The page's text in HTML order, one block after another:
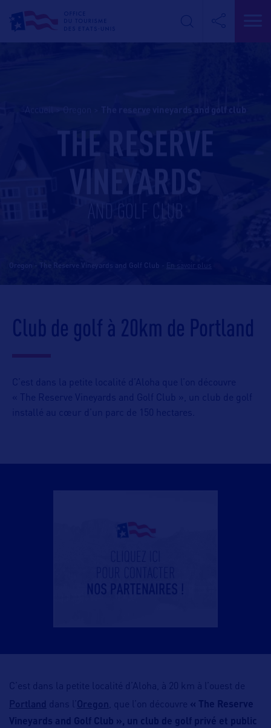
the reserve vineyards and golf club
THE RESERVE
VINEYARDS
AND GOLF CLUB
Oregon - The Reserve Vineyards and Golf Club
Club de golf à 20km de Portland
C’est dans la petite localité d’Aloha que l’on découvre
« The Reserve Vineyards and Golf Club », un club de golf
installé au cœur d’un parc de 150 hectares.
C’est dans la petite localité d’Aloha, à 20 km à l’ouest de
Portland dans l’ Oregon , que l’on découvre «
The Reserve
Vineyards and Golf Club », un club de golf privé et public